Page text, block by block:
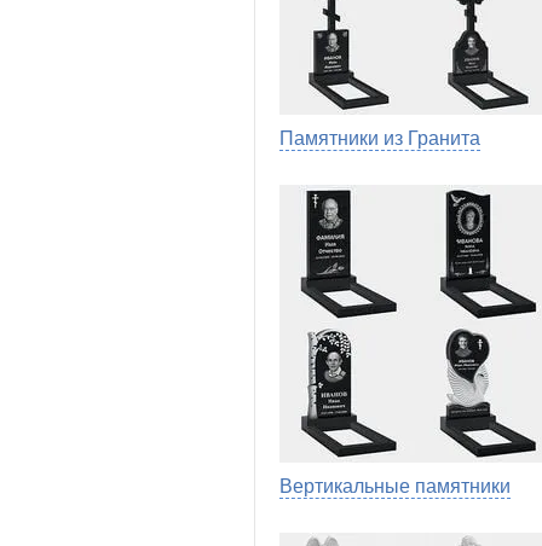
Памятники из Гранита
Вертикальные памятники